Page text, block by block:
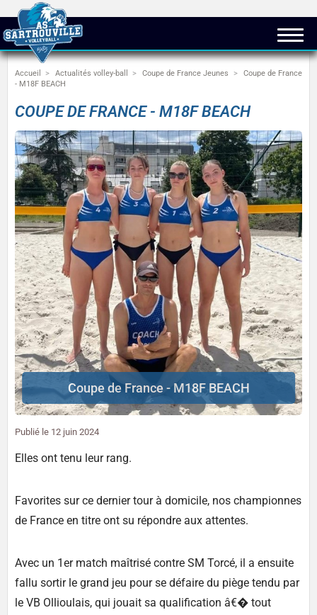
Accueil Actualités volley-ball Coupe de France Jeunes
Coupe de France
- M18F BEACH
COUPE DE FRANCE - M18F BEACH
Coupe de France - M18F BEACH
Publié le 12 juin 2024
Elles ont tenu leur rang.
Favorites sur ce dernier tour à domicile, nos championnes
de France en titre ont su répondre aux attentes.
Avec un 1er match maîtrisé contre SM Torcé, il a ensuite
fallu sortir le grand jeu pour se défaire du piège tendu par
le VB Ollioulais, qui jouait sa qualification â€� tout